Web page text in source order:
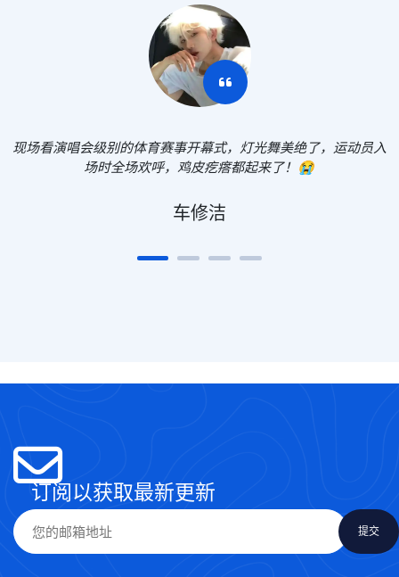
现场看演唱会级别的体育赛事开幕式，灯光舞美绝了，运动员入
场时全场欢呼，鸡皮疙瘩都起来了！😭
车修洁
订阅以获取最新更新